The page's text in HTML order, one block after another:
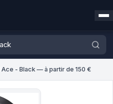
Ace - Black — à partir de 150 €